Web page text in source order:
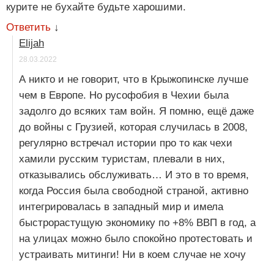
курите не бухайте будьте харошими.
Ответить ↓
Elijah
28.03.2022
А никто и не говорит, что в Крыжопинске лучше
чем в Европе. Но русофобия в Чехии была
задолго до всяких там войн. Я помню, ещё даже
до войны с Грузией, которая случилась в 2008,
регулярно встречал истории про то как чехи
хамили русским туристам, плевали в них,
отказывались обслуживать… И это в то время,
когда Россия была свободной страной, активно
интегрировалась в западный мир и имела
быстрорастущую экономику по +8% ВВП в год, а
на улицах можно было спокойно протестовать и
устраивать митинги! Ни в коем случае не хочу